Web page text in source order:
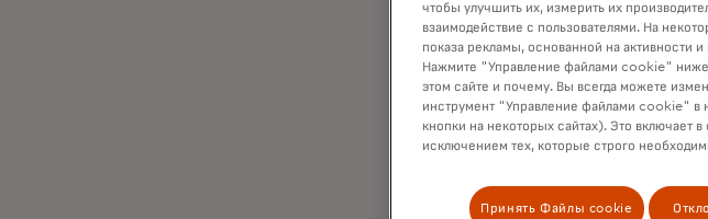
чтобы улучшить их, измерить их
взаимодействие с пользователями. На
показа рекламы, основанной на активности и
Нажмите "Управление файлами cookie"
этом сайте и почему. Вы всегда можете
инструмент "Управление файлами cookie" в
кнопки на некоторых сайтах). Это включает
исключением тех, которые строго
Принять Файлы cookie